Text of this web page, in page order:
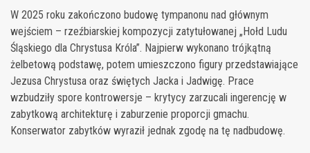
W 2025 roku zakończono budowę tympanonu nad głównym
wejściem – rzeźbiarskiej kompozycji zatytułowanej „Hołd Ludu
Śląskiego dla Chrystusa Króla”. Najpierw wykonano trójkątną
żelbetową podstawę, potem umieszczono figury przedstawiające
Jezusa Chrystusa oraz świętych Jacka i Jadwigę. Prace
wzbudziły spore kontrowersje – krytycy zarzucali ingerencję w
zabytkową architekturę i zaburzenie proporcji gmachu.
Konserwator zabytków wyraził jednak zgodę na tę nadbudowę.